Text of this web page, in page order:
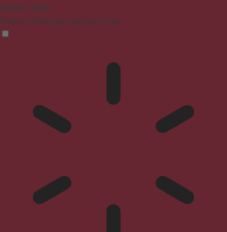
Blindness Mode
Reduces distractions, improves focus